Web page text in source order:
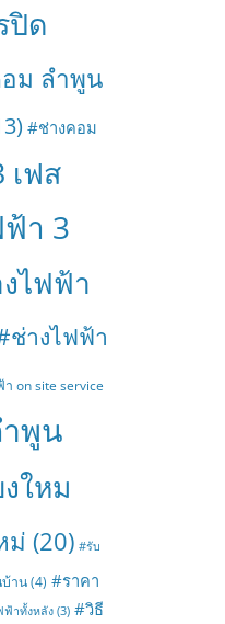
ปิด
ม ลำพูน
#ช่างคอม
เฟส
า 3
ไฟฟ้า
ช่างไฟฟ้า
on site service
พูน
ใหม
ม่ (20) #รับ
บ้าน(4) #ราคา
ฟ้าทั้งหลัง (3) #วิธี